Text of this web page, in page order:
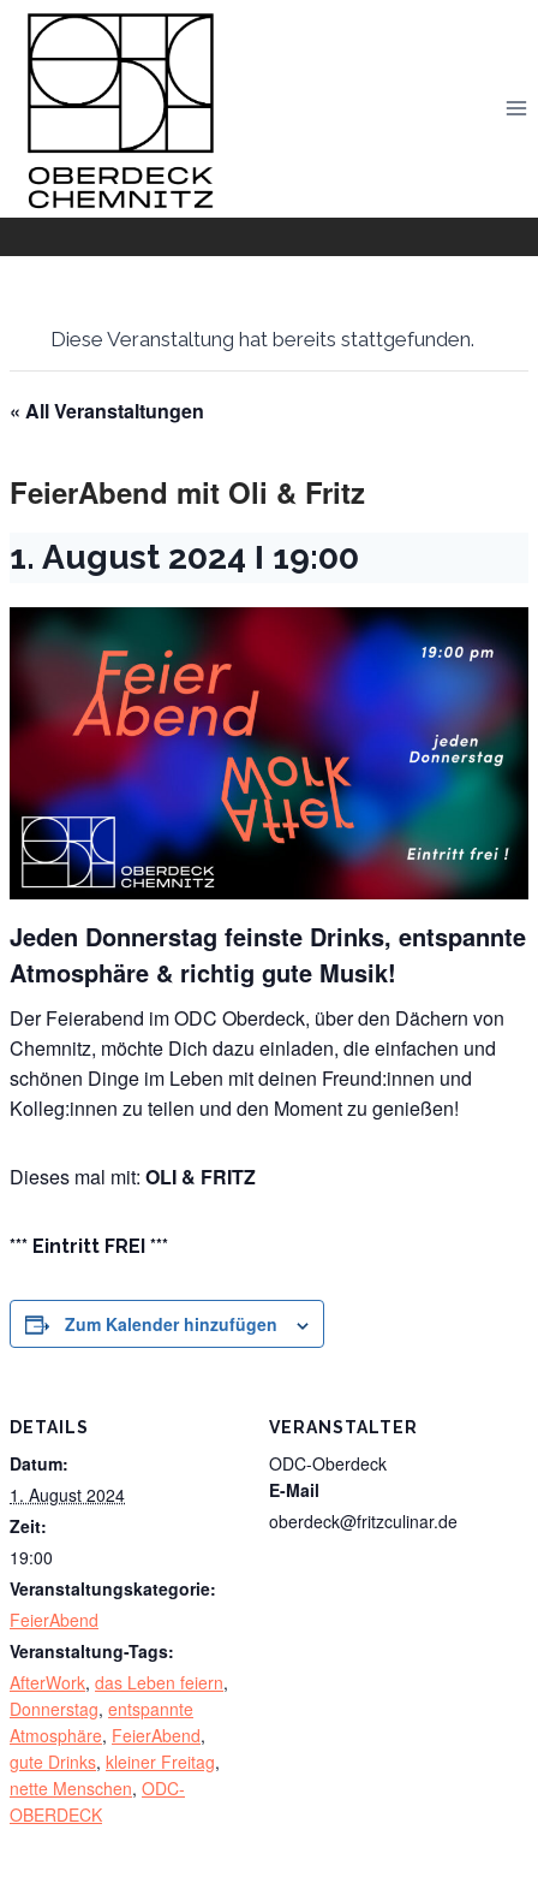
Skip
content
Diese Veranstaltung hat bereits stattgefunden.
« All Veranstaltungen
FeierAbend mit Oli & Fritz
1. August 2024 Ι 19:00
Jeden Donnerstag feinste Drinks, entspannte
Atmosphäre & richtig gute Musik!
Der Feierabend im ODC Oberdeck, über den Dächern von
Chemnitz, möchte Dich dazu einladen, die einfachen und
schönen Dinge im Leben mit deinen Freund:innen und
Kolleg:innen zu teilen und den Moment zu genießen!
Dieses mal mit: OLI & FRITZ
*** Eintritt FREI ***
Zum Kalender hinzufügen
DETAILS
Datum:
1. August 2024
Zeit:
19:00
Veranstaltungskategorie:
FeierAbend
Veranstaltung-Tags:
AfterWork, das Leben feiern,
Donnerstag, entspannte
Atmosphäre, FeierAbend,
gute Drinks, kleiner Freitag,
nette Menschen, ODC-
OBERDECK
VERANSTALTER
ODC-Oberdeck
E-Mail
oberdeck@fritzculinar.de